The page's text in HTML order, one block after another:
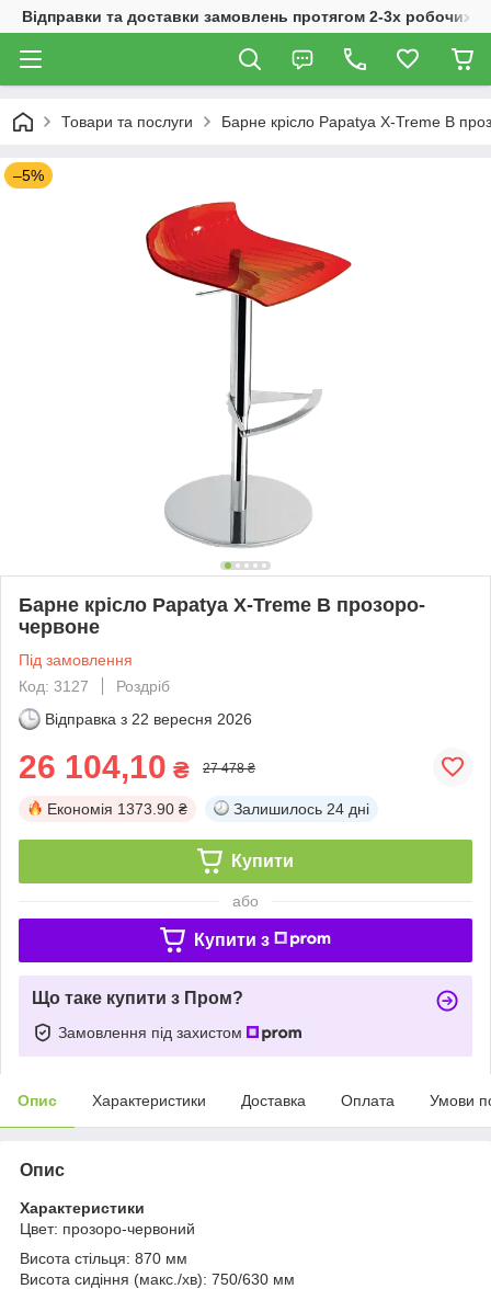
Відправки та доставки замовлень протягом 2-3х робочих
Товари та послуги Барне крісло Papatya X-Treme B
–5%
Барне крісло Papatya X-Treme B прозоро-
червоне
Під замовлення
Код: 3127
Роздріб
Відправка з 22 вересня 2026
26 104,10 ₴ 27 478 ₴
Економія 1373.90 ₴ Залишилось 24 дні
Купити
або
Купити з
Що таке купити з Пром?
Замовлення під захистом
Опис Характеристики Доставка Оплата Умови
Опис
Характеристики
Цвет: прозоро-червоний
Висота стільця: 870 мм
Висота сидіння (макс./хв): 750/630 мм